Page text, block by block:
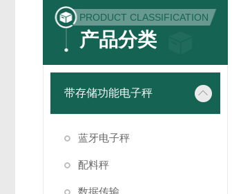
PRODUCT CLASSIFICATION
产品分类
带存储功能电子秤
蓝牙电子秤
配料秤
数据传输